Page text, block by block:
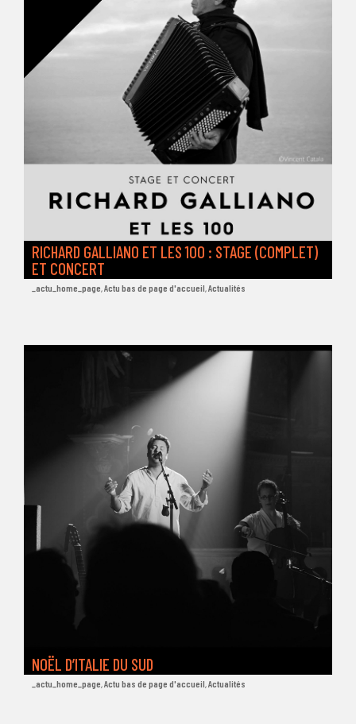
RICHARD GALLIANO ET LES 100 : STAGE (COMPLET)
ET CONCERT
_actu_home_page Actu bas de page d'accueil Actualités
NOËL D’ITALIE DU SUD
_actu_home_page Actu bas de page d'accueil Actualités